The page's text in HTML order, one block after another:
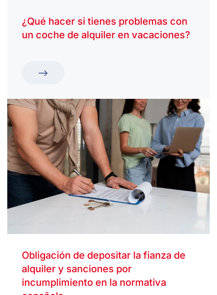
¿Qué hacer si tienes problemas con
un coche de alquiler en vacaciones?
Obligación de depositar la fianza de
alquiler y sanciones por
incumplimiento en la normativa